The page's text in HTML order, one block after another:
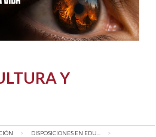
Y
DISPOSICIONES EN EDU...